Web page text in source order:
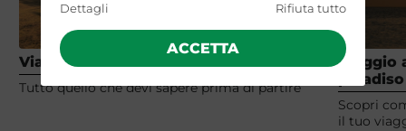
Dettagli
Rifiuta tutto
ACCETTA
Viaggiare in Tanzania
Tutto quello che devi sapere prima di partire
Viaggio
Scopri
il tuo